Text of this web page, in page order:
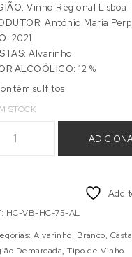
Vinho Regional Lisboa
António Maria
2021
Alvarinho
ALCOÓLICO:12 %
sulfitos
STOCK
Add
HC-VB-HC-75-AL
Alvarinho, Branco,
Demarcada,Tipo de Vinho